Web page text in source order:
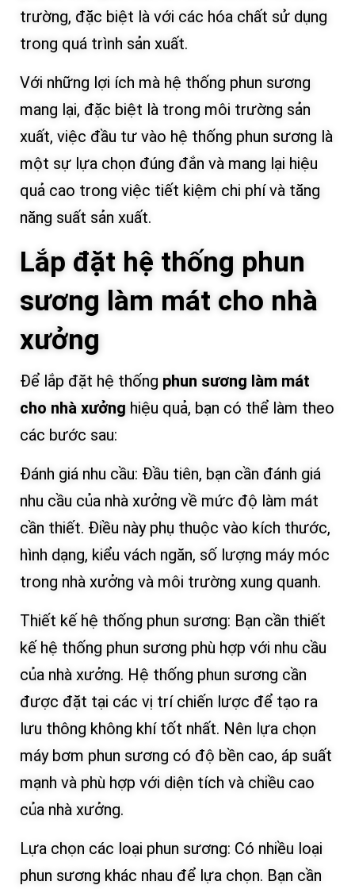
trường, đặc biệt là với các hóa chất sử dụng
trong quá trình sản xuất.
Với những lợi ích mà hệ thống phun sương
mang lại, đặc biệt là trong môi trường sản
xuất, việc đầu tư vào hệ thống phun sương là
một sự lựa chọn đúng đắn và mang lại hiệu
quả cao trong việc tiết kiệm chi phí và tăng
năng suất sản xuất.
Lắp đặt hệ thống phun
sương làm mát cho nhà
xưởng
Để lắp đặt hệ thống phun sương làm mát
cho nhà xưởng hiệu quả, bạn có thể làm theo
các bước sau:
Đánh giá nhu cầu: Đầu tiên, bạn cần đánh giá
nhu cầu của nhà xưởng về mức độ làm mát
cần thiết. Điều này phụ thuộc vào kích thước,
hình dạng, kiểu vách ngăn, số lượng máy móc
trong nhà xưởng và môi trường xung quanh.
Thiết kế hệ thống phun sương: Bạn cần thiết
kế hệ thống phun sương phù hợp với nhu cầu
của nhà xưởng. Hệ thống phun sương cần
được đặt tại các vị trí chiến lược để tạo ra
lưu thông không khí tốt nhất. Nên lựa chọn
máy bơm phun sương có độ bền cao, áp suất
mạnh và phù hợp với diện tích và chiều cao
của nhà xưởng.
Lựa chọn các loại phun sương: Có nhiều loại
phun sương khác nhau để lựa chọn. Bạn cần